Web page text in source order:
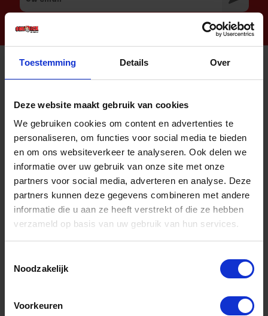
Toestemming Details Over
Deze website maakt gebruik van cookies
We gebruiken cookies om content en advertenties te
personaliseren, om functies voor social media te bieden
en om ons websiteverkeer te analyseren. Ook delen we
informatie over uw gebruik van onze site met onze
partners voor social media, adverteren en analyse. Deze
partners kunnen deze gegevens combineren met andere
informatie die u aan ze heeft verstrekt of die ze hebben
verzameld op basis van uw gebruik van hun services.
Noodzakelijk
Voorkeuren
Informatie
Sitemap
Algemene voorwaarden Ome Dick
Over Ome Dick
Klachtenregeling Ome Dick
Retouren & Garantie Ome Dick
Privacyverklaring Ome Dick
Klantenservice